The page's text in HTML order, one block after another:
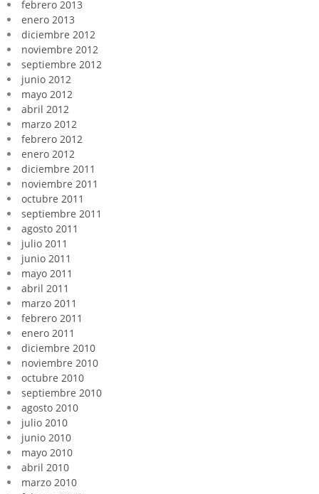
febrero 2013
enero 2013
diciembre 2012
noviembre 2012
septiembre 2012
junio 2012
mayo 2012
abril 2012
marzo 2012
febrero 2012
enero 2012
diciembre 2011
noviembre 2011
octubre 2011
septiembre 2011
agosto 2011
julio 2011
junio 2011
mayo 2011
abril 2011
marzo 2011
febrero 2011
enero 2011
diciembre 2010
noviembre 2010
octubre 2010
septiembre 2010
agosto 2010
julio 2010
junio 2010
mayo 2010
abril 2010
marzo 2010